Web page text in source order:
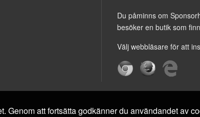
Du påminns om
besöker en butik som
Välj webbläsare för att
Genom att fortsätta godkänner du användandet av